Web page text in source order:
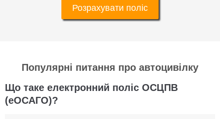
Розрахувати поліс
Популярні питання про автоцивілку
Що таке електронний поліс ОСЦПВ
(еОСАГО)?